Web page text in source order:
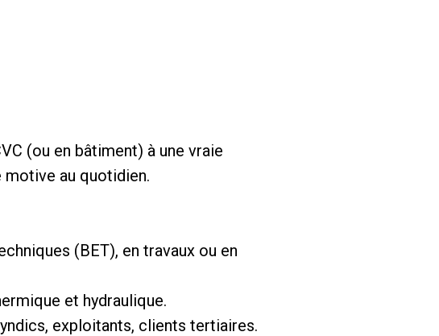
(ou en bâtiment) à une vraie
au quotidien.
(BET), en travaux ou en
et hydraulique.
exploitants, clients tertiaires.